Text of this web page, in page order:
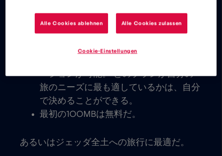
用が可能になる。世界中の家族や友人と
すぐにつながることができる。
ジェッダのeSIMデータプランなら、
ーションが可能。 どのプランが自分の
旅のニーズに最も適しているかは、自分
で決めることができる。
最初の100MBは無料だ。
あるいはジェッダ全土への旅行に最適だ。
Alle Cookies ablehnen Alle Cookies zulassen
Cookie-Einstellungen